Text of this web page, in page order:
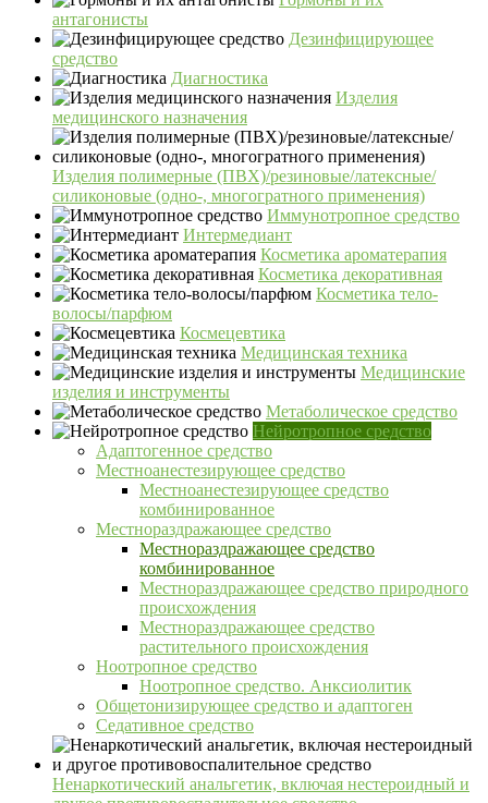
антагонисты
Дезинфицирующее
средство
Диагностика
Изделия
медицинского назначения
Изделия полимерные (ПВХ)/резиновые/латексные/
силиконовые (одно-, многогратного применения)
Иммунотропное средство
Интермедиант
Косметика ароматерапия
Косметика декоративная
Косметика тело-
волосы/парфюм
Космецевтика
Медицинская техника
Медицинские
изделия и инструменты
Метаболическое средство
Нейротропное средство
Адаптогенное средство
Местноанестезирующее средство
Местноанестезирующее средство
комбинированное
Местнораздражающее средство
Местнораздражающее средство
комбинированное
Местнораздражающее средство природного
происхождения
Местнораздражающее средство
растительного происхождения
Ноотропное средство
Ноотропное средство. Анксиолитик
Общетонизирующее средство и адаптоген
Седативное средство
Ненаркотический анальгетик, включая нестероидный и